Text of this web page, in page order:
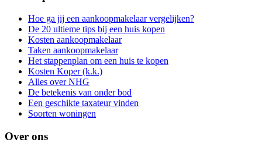
Hoe ga jij een aankoopmakelaar vergelijken?
De 20 ultieme tips bij een huis kopen
Kosten aankoopmakelaar
Taken aankoopmakelaar
Het stappenplan om een huis te kopen
Kosten Koper (k.k.)
Alles over NHG
De betekenis van onder bod
Een geschikte taxateur vinden
Soorten woningen
Over ons